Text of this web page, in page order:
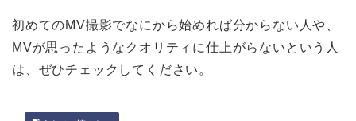
初めてのMV撮影でなにから始めれば分からない人や、
MVが思ったようなクオリティに仕上がらないという人
は、ぜひチェックしてください。